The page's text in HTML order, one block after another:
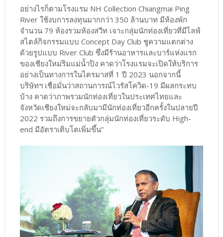
อย่างไรก็ตามโรงแรม NH Collection Chiangmai Ping
River ใช้งบการลงทุนมากกว่า 350 ล้านบาท มีห้องพัก
จำนวน 79 ห้องรวมห้องสวีท เจาะกลุ่มนักท่องเที่ยวที่มีไลฟ์
สไตล์กิจกรรมแบบ Concept Day Club ชูความแตกต่าง
ด้วยรูปแบบ River Club ซึ่งมีร้านอาหารและบาร์แห่งแรก
ของเชียงใหม่ริมแม่น้ำปิง คาดว่าโรงแรมจะเปิดให้บริการ
อย่างเป็นทางการในไตรมาสที่ 1 ปี 2023 นอกจากนี้
บริษัทฯ เชื่อมั่นว่าสถานการณ์ไวรัสโควิด-19 มีผลกระทบ
บ้าง คาดว่าภาพรวมนักท่องเที่ยวในประเทศไทยและ
จังหวัดเชียงใหม่จะกลับมามีนักท่องเที่ยวอีกครั้งในปลายปี
2022 รวมถึงการขยายตัวกลุ่มนักท่องเที่ยวระดับ High-
end มีอัตราเติบโตเพิ่มขึ้น”